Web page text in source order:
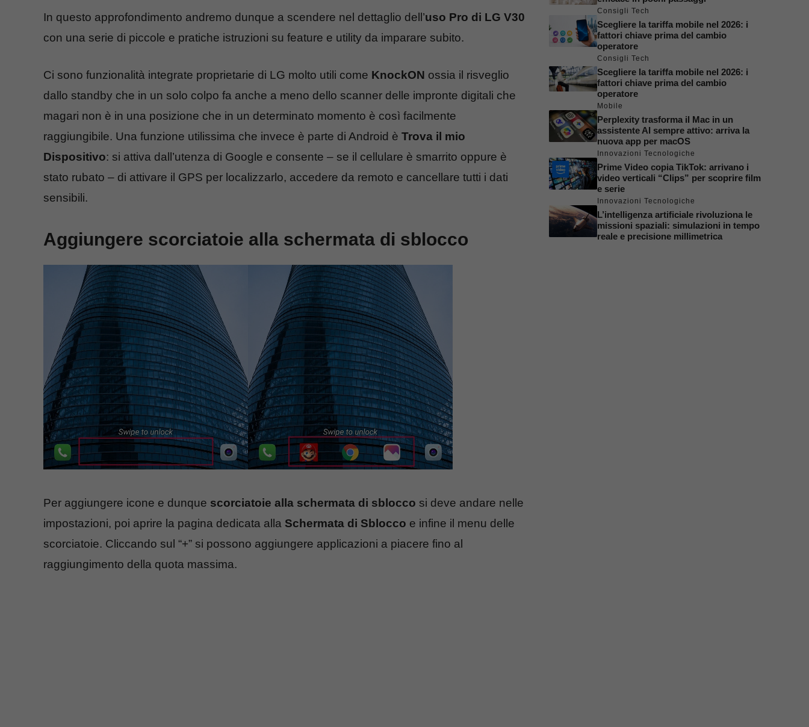
In questo approfondimento andremo dunque a scendere nel dettaglio dell’uso Pro di LG V30
con una serie di piccole e pratiche istruzioni su feature e utility da imparare subito.
Ci sono funzionalità integrate proprietarie di LG molto utili come KnockON ossia il risveglio
dallo standby che in un solo colpo fa anche a meno dello scanner delle impronte digitali che
magari non è in una posizione che in un determinato momento è così facilmente
raggiungibile. Una funzione utilissima che invece è parte di Android è Trova il mio
Dispositivo: si attiva dall’utenza di Google e consente – se il cellulare è smarrito oppure è
stato rubato – di attivare il GPS per localizzarlo, accedere da remoto e cancellare tutti i dati
sensibili.
Aggiungere scorciatoie alla schermata di sblocco
Per aggiungere icone e dunque scorciatoie alla schermata di sblocco si deve andare nelle
impostazioni, poi aprire la pagina dedicata alla Schermata di Sblocco e infine il menu delle
scorciatoie. Cliccando sul “+” si possono aggiungere applicazioni a piacere fino al
raggiungimento della quota massima.
Consigli Tech
Scegliere la tariffa mobile nel 2026: i
fattori chiave prima del cambio
operatore
Consigli Tech
Scegliere la tariffa mobile nel 2026: i
fattori chiave prima del cambio
operatore
Mobile
Perplexity trasforma il Mac in un
assistente AI sempre attivo: arriva la
nuova app per macOS
Innovazioni Tecnologiche
Prime Video copia TikTok: arrivano i
video verticali “Clips” per scoprire film
e serie
Innovazioni Tecnologiche
L’intelligenza artificiale rivoluziona le
missioni spaziali: simulazioni in tempo
reale e precisione millimetrica